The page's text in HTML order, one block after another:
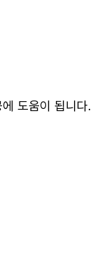
도움이 됩니다.